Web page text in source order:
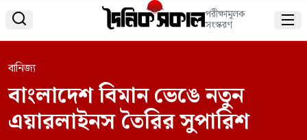
 পরীক্ষামূলক
সংস্করণ 
বানিজ্য
বাংলাদেশ বিমান ভেঙে নতুন
এয়ারলাইনস তৈরির সুপারিশ